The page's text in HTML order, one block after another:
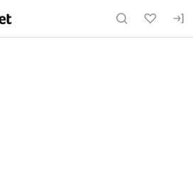
по сайту milknet.ru
о компании